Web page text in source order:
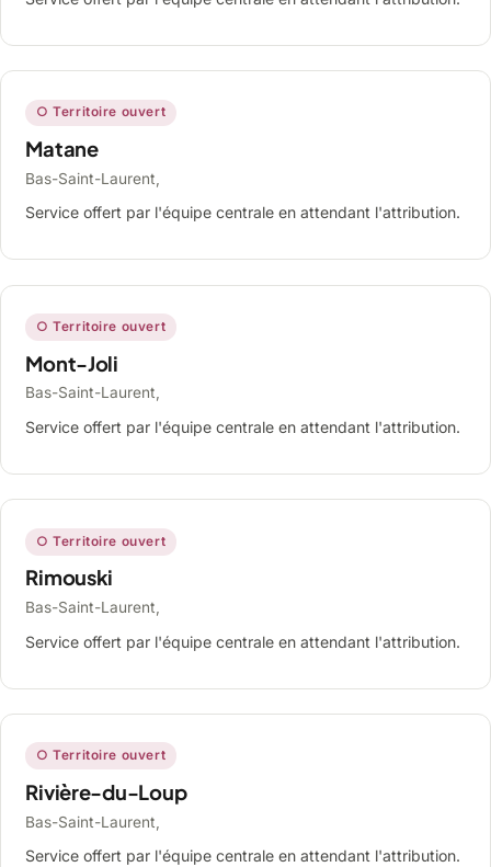
○ Territoire ouvert
Matane
Bas-Saint-Laurent,
Service offert par l'équipe centrale en attendant l'attribution.
○ Territoire ouvert
Mont-Joli
Bas-Saint-Laurent,
Service offert par l'équipe centrale en attendant l'attribution.
○ Territoire ouvert
Rimouski
Bas-Saint-Laurent,
Service offert par l'équipe centrale en attendant l'attribution.
○ Territoire ouvert
Rivière-du-Loup
Bas-Saint-Laurent,
Service offert par l'équipe centrale en attendant l'attribution.